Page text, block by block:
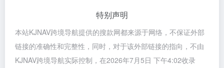
特别声明
本站KJNAV跨境导航提供的搜款网都来源于网络，不保证外部
链接的准确性和完整性，同时，对于该外部链接的指向，不由
KJNAV跨境导航实际控制，在2026年7月5日 下午4:02收录